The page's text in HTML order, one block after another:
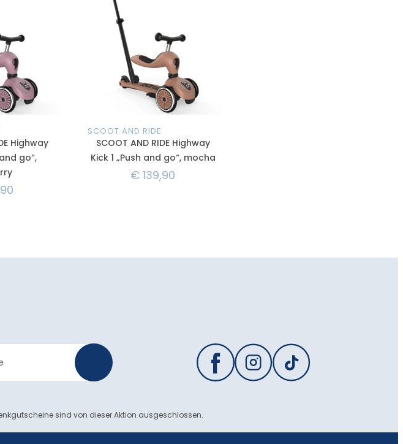
Highway
go“,
SCOOT AND RIDE
SCOOT AND RIDE Highway
Kick 1 „Push and go“, mocha
€ 139,90
sind von dieser Aktion ausgeschlossen.